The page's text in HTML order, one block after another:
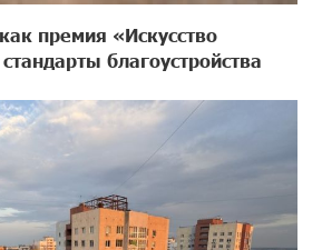
премия «Искусство
благоустройства